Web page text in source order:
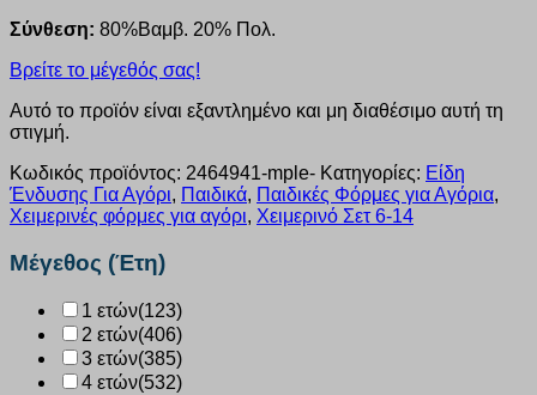
Σύνθεση: 80%Βαμβ. 20% Πολ.
Βρείτε το μέγεθός σας!
Αυτό το προϊόν είναι εξαντλημένο και μη διαθέσιμο αυτή τη
στιγμή.
Κωδικός προϊόντος: 2464941-mple- Κατηγορίες: Είδη
Ένδυσης Για Αγόρι, Παιδικά, Παιδικές Φόρμες για Αγόρια,
Χειμερινές φόρμες για αγόρι, Χειμερινό Σετ 6-14
Μέγεθος (Έτη)
1 ετών(123)
2 ετών(406)
3 ετών(385)
4 ετών(532)